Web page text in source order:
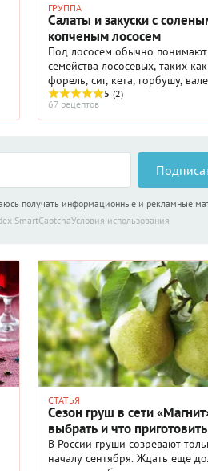
ГРУППА
Салаты и закуски с
копченым лососем
Под лососем обычно
семейства лососевых, таких
форель, сиг, кета, горбушу,
таймень, и некоторых других.
всех его родственников
«рыбой для ...
5 (2)
67 рецептов
получать информационные и рекламные
SmartCaptchaУсловия использования
СТАТЬЯ
Сезон груш в сети
выбрать и что приготовить
В России груши созревают
началу сентября. Ждать еще